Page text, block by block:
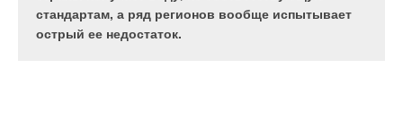
стандартам, а ряд регионов вообще испытывает
острый ее недостаток.
В России все более